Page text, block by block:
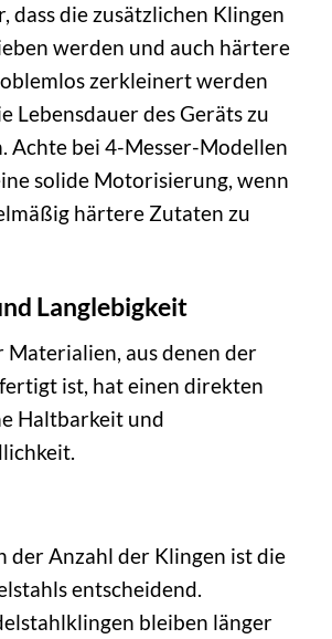
dass die zusätzlichen Klingen
werden und auch härtere
zerkleinert werden
Lebensdauer des Geräts zu
Achte bei 4-Messer-Modellen
solide Motorisierung, wenn
härtere Zutaten zu
Langlebigkeit
aus denen der
ist, hat einen direkten
Haltbarkeit und
der Anzahl der Klingen ist die
entscheidend.
bleiben länger